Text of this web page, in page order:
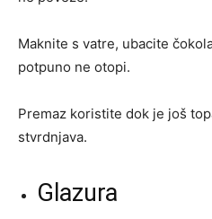
Maknite s vatre, ubacite
potpuno ne otopi.
Premaz koristite dok je još
stvrdnjava.
Glazura